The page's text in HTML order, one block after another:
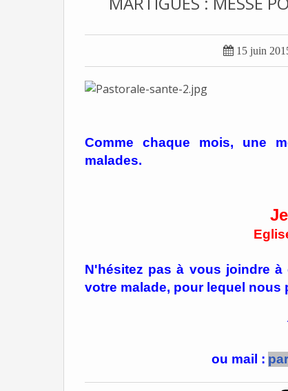
 15 juin
Comme chaque mois, une
malades.
N'hésitez pas à vous joindre
votre malade, pour lequel nous
ou mail :